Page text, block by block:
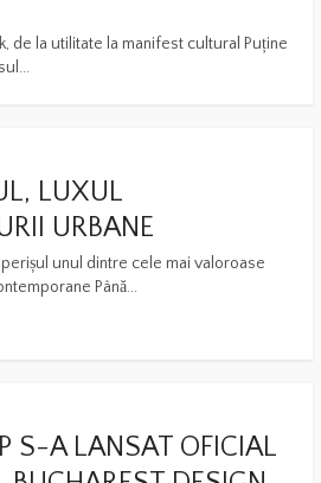
de la utilitate la manifest cultural Puține
LUXUL
URBANE
unul dintre cele mai valoroase
Până...
S-A LANSAT OFICIAL